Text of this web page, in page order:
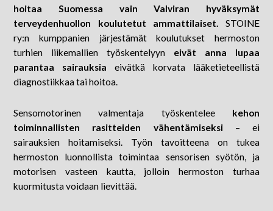
hoitaa Suomessa vain Valviran hyväksymät
terveydenhuollon koulutetut ammattilaiset. STOINE
ry:n kumppanien järjestämät koulutukset hermoston
turhien liikemallien työskentelyyn eivät anna lupaa
parantaa sairauksia eivätkä korvata lääketieteellistä
diagnostiikkaa tai hoitoa.
Sensomotorinen valmentaja työskentelee kehon
toiminnallisten rasitteiden vähentämiseksi– ei
sairauksien hoitamiseksi. Työn tavoitteena on tukea
hermoston luonnollista toimintaa sensorisen syötön, ja
motorisen vasteen kautta, jolloin hermoston turhaa
kuormitusta voidaan lievittää.